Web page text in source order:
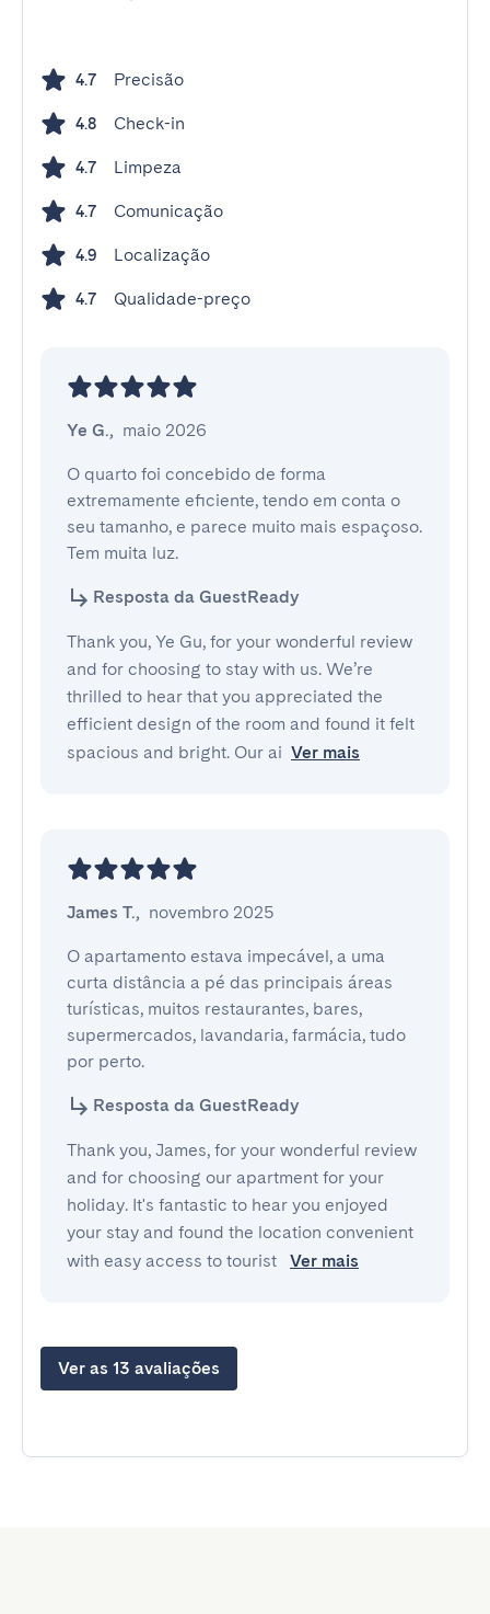
4.7 Precisão
4.8 Check-in
4.7 Limpeza
4.7 Comunicação
4.9 Localização
4.7 Qualidade-preço
Ye G., maio 2026
O quarto foi concebido de forma
extremamente eficiente, tendo em conta o
seu tamanho, e parece muito mais espaçoso.
Tem muita luz.
Resposta da GuestReady
Thank you, Ye Gu, for your wonderful review
and for choosing to stay with us. We’re
thrilled to hear that you appreciated the
efficient design of the room and found it felt
spacious and bright. Our ai Ver mais
James T., novembro 2025
O apartamento estava impecável, a uma
curta distância a pé das principais áreas
turísticas, muitos restaurantes, bares,
supermercados, lavandaria, farmácia, tudo
por perto.
Resposta da GuestReady
Thank you, James, for your wonderful review
and for choosing our apartment for your
holiday. It's fantastic to hear you enjoyed
your stay and found the location convenient
with easy access to tourist
Ver mais
Ver as 13 avaliações